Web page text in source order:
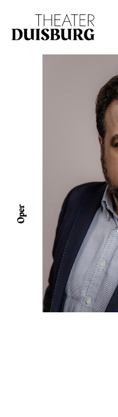
Zur Hauptnavigation springen
Zum Footer springen
Oper